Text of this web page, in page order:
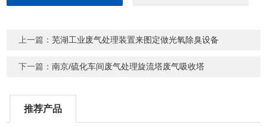
上一篇：芜湖工业废气处理装置来图定做光氧除臭设备
下一篇：南京/硫化车间废气处理旋流塔废气吸收塔
推荐产品